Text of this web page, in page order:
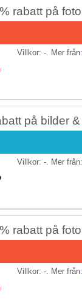
rabatt på
Villkor: -. Mer från:
på bilder
Villkor: -. Mer från:
rabatt på
Villkor: -. Mer från: